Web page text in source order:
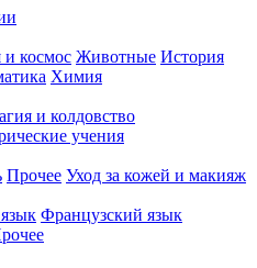
и космос Животные История
Химия
и колдовство
учения
Прочее Уход за кожей и макияж
Французский язык